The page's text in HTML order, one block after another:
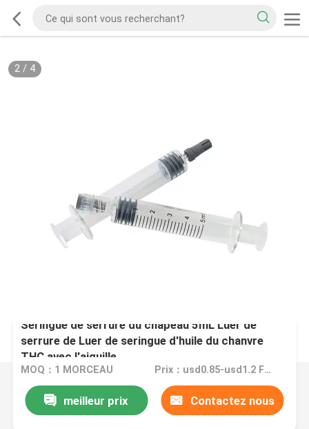
2/ 4
Seringue de serrure du chapeau 5mL Luer de
serrure de Luer de seringue d'huile du chanvre
THC avec l'aiguille
MOQ：1 MORCEAU Prix：usd0.85-usd1.2 FOB China
meilleur prix Contactez nous